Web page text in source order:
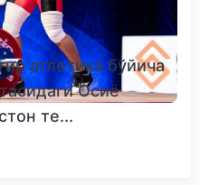
атлетика бўйича
Осиё
те...